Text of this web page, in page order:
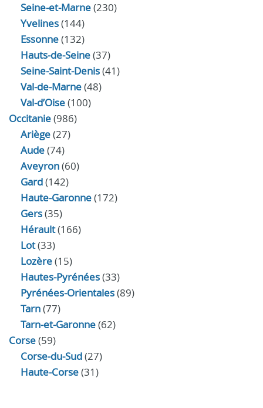
Seine-et-Marne(230)
Yvelines(144)
Essonne(132)
Hauts-de-Seine(37)
Seine-Saint-Denis(41)
Val-de-Marne(48)
Val-d’Oise(100)
Occitanie(986)
Ariège(27)
Aude(74)
Aveyron(60)
Gard(142)
Haute-Garonne(172)
Gers(35)
Hérault(166)
Lot(33)
Lozère(15)
Hautes-Pyrénées(33)
Pyrénées-Orientales(89)
Tarn(77)
Tarn-et-Garonne(62)
Corse(59)
Corse-du-Sud(27)
Haute-Corse(31)